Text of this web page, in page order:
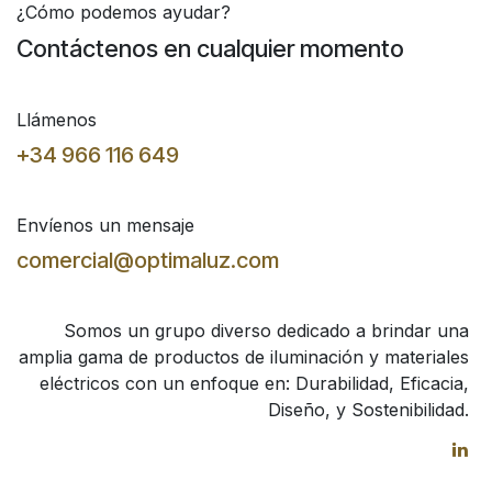
¿Cómo podemos ayudar?
Contáctenos en cualquier momento
Llámenos
+34 966 116 649
Envíenos un mensaje
comercial@optimaluz.com
Somos un grupo diverso dedicado a brindar una
amplia gama de productos de iluminación y materiales
eléctricos con un enfoque en: Durabilidad, Eficacia,
Diseño, y Sostenibilidad.